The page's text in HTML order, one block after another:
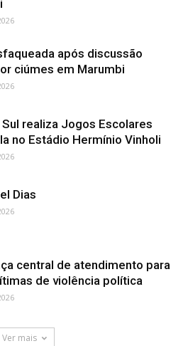
após discussão
ciúmes em Marumbi
realiza Jogos Escolares
no Estádio Hermínio Vinholi
Dias
central de atendimento para
de violência política
Ver mais